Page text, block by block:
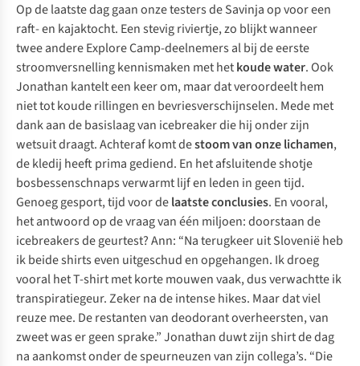
Op de laatste dag gaan onze testers de Savinja op voor een
raft- en kajaktocht. Een stevig riviertje, zo blijkt wanneer
twee andere Explore Camp-deelnemers al bij de eerste
stroomversnelling kennismaken met hetkoude water. Ook
Jonathan kantelt een keer om, maar dat veroordeelt hem
niet tot koude rillingen en bevriesverschijnselen. Mede met
dank aan de basislaag van icebreaker die hij onder zijn
wetsuit draagt. Achteraf komt destoom van onze lichamen,
de kledij heeft prima gediend. En het afsluitende shotje
bosbessenschnaps verwarmt lijf en leden in geen tijd.
Genoeg gesport, tijd voor delaatste conclusies. En vooral,
het antwoord op de vraag van één miljoen: doorstaan de
icebreakers de geurtest? Ann: “Na terugkeer uit Slovenië heb
ik beide shirts even uitgeschud en opgehangen. Ik droeg
vooral het T-shirt met korte mouwen vaak, dus verwachtte ik
transpiratiegeur. Zeker na de intense hikes. Maar dat viel
reuze mee. De restanten van deodorant overheersten, van
zweet was er geen sprake.” Jonathan duwt zijn shirt de dag
na aankomst onder de speurneuzen van zijn collega’s. “Die